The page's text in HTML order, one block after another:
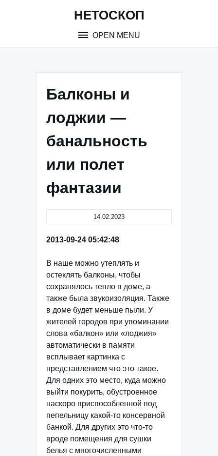
НЕТОСКОП
OPEN MENU
Балконы и
лоджии —
банальность
или полет
фантазии
14.02.2023
2013-09-24 05:42:48
В наше можно утеплять и
остеклять балконы, чтобы
сохранялось тепло в доме, а
также была звукоизоляция. Также
в доме будет меньше пыли. У
жителей городов при упоминании
слова «балкон» или «лоджия»
автоматически в памяти
всплывает картинка с
представлением что это такое.
Для одних это место, куда можно
выйти покурить, обустроенное
наскоро приспособленной под
пепельницу какой-то консервной
банкой. Для других это что-то
вроде помещения для сушки
белья с многочисленными